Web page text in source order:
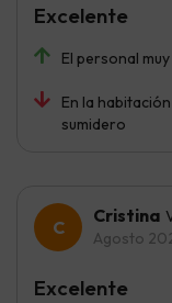
El personal
En la
sumidero
Excelente
Cristina
Agosto
Excelente